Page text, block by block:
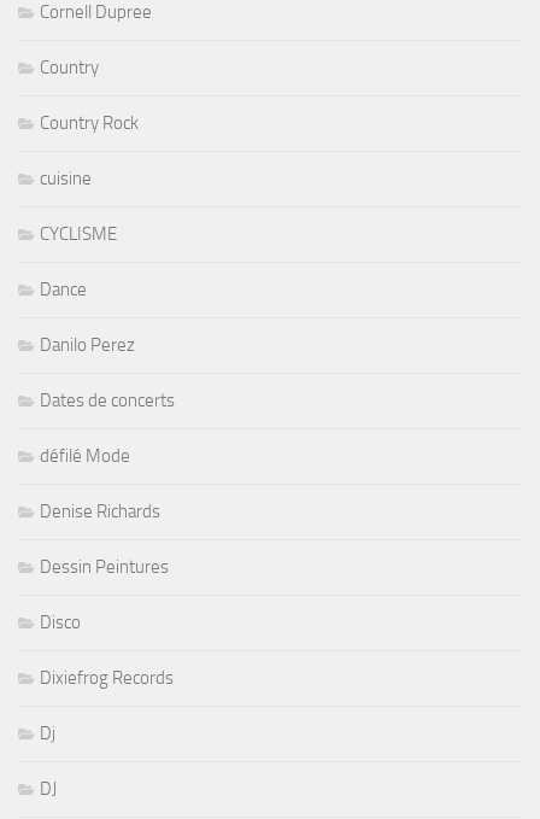
Cornell Dupree
Country
Country Rock
cuisine
CYCLISME
Dance
Danilo Perez
Dates de concerts
défilé Mode
Denise Richards
Dessin Peintures
Disco
Dixiefrog Records
Dj
DJ